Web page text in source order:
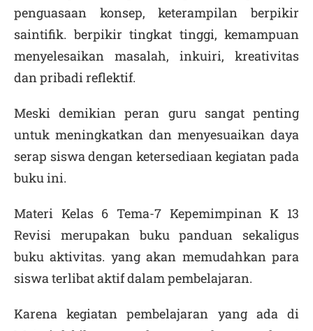
penguasaan konsep, keterampilan berpikir
saintifik. berpikir tingkat tinggi, kemampuan
menyelesaikan masalah, inkuiri, kreativitas
dan pribadi reflektif.
Meski demikian peran guru sangat penting
untuk meningkatkan dan menyesuaikan daya
serap siswa dengan ketersediaan kegiatan pada
buku ini.
Materi Kelas 6 Tema-7 Kepemimpinan K 13
Revisi merupakan buku panduan sekaligus
buku aktivitas. yang akan memudahkan para
siswa terlibat aktif dalam pembelajaran.
Karena kegiatan pembelajaran yang ada di